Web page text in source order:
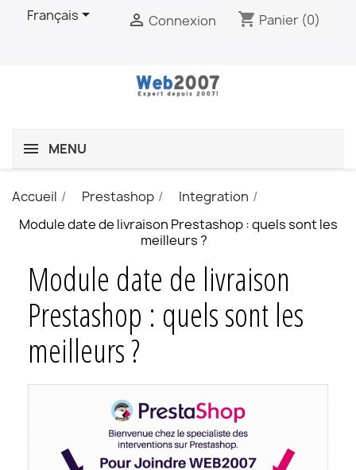
Français  Connexion shopping_cart Panier (0)
MENU
Accueil Prestashop
Integration
Module date de livraison Prestashop : quels sont les
meilleurs ?
Module date de livraison
Prestashop : quels sont les
meilleurs ?